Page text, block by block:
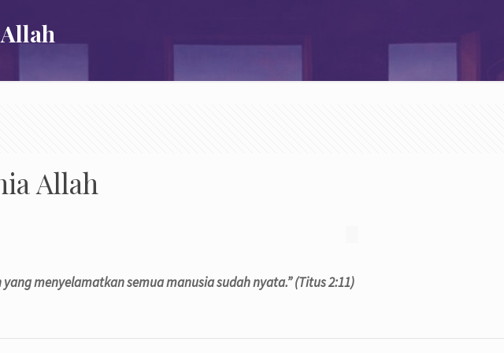
Allah
yang menyelamatkan semua manusia sudah nyata.”(Titus 2:11)